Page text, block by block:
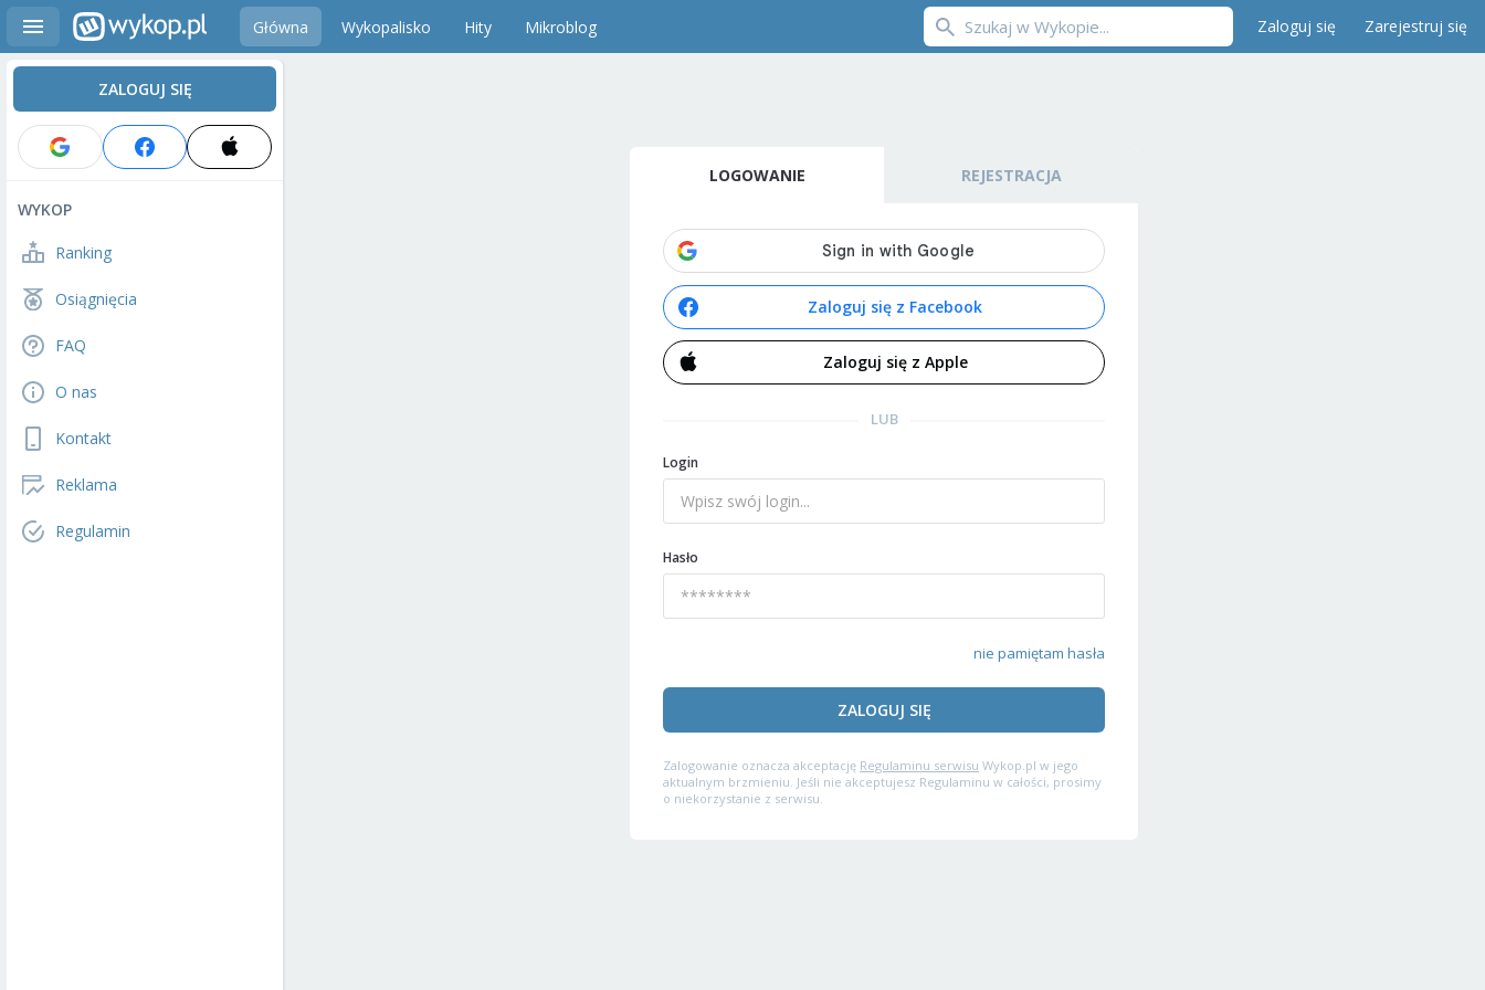
Główna Wykopalisko Hity Mikroblog Zaloguj się Zarejestruj się
ZALOGUJ SIĘ
WYKOP
Ranking
Osiągnięcia
FAQ
O nas
Kontakt
Reklama
Regulamin
LOGOWANIE REJESTRACJA
Zaloguj się z Facebook
Zaloguj się z Apple
LUB
Login
Hasło
nie pamiętam hasła
ZALOGUJ SIĘ
Zalogowanie oznacza akceptację Regulaminu serwisu Wykop.pl w jego
aktualnym brzmieniu. Jeśli nie akceptujesz Regulaminu w całości, prosimy
o niekorzystanie z serwisu.